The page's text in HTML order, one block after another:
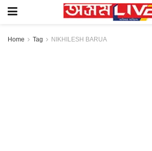
Home Tag NIKHILESH BARUA